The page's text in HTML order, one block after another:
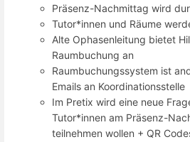
Präsenz-Nachmittag wird
Tutor*innen und Räume
Alte Ophasenleitung bietet
Raumbuchung an
Raumbuchungssystem ist
Emails an Koordinationsstelle
Im Pretix wird eine neue
Tutor*innen am Präsenz-
teilnehmen wollen + QR